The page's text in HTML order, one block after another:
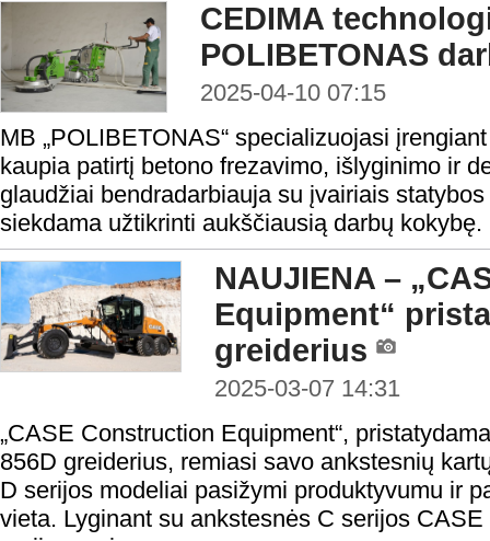
CEDIMA
POLIBETONAS
2025-04-10 07:15
MB „POLIBETONAS“ specializuojasi
kaupia patirtį betono frezavimo, išlyginimo ir
glaudžiai bendradarbiauja su įvairiais
siekdama užtikrinti aukščiausią darbų kokybę.
NAUJIENA –
Equipment“
greiderius
2025-03-07 14:31
„CASE Construction Equipment“,
856D greiderius, remiasi savo ankstesnių
D serijos modeliai pasižymi produktyvumu ir
vieta. Lyginant su ankstesnės C serijos